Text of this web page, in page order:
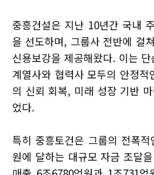
중흥건설은 지난 10년간 국내
을 선도하며, 그룹사 전반에 걸
신용보강을 제공해왔다. 이는
계열사와 협력사 모두의 안정
의 신뢰 회복, 미래 성장 기반
었다.
특히 중흥토건은 그룹의 전폭
원에 달하는 대규모 자금 조달